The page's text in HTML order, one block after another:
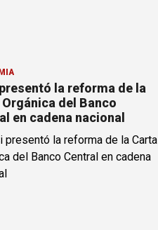
la reforma de la
del Banco
en cadena nacional